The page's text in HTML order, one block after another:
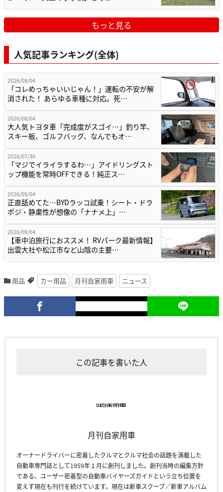
もっと見る
人気記事ランキング(全体)
2026/08/04
「コレめっちゃいいじゃん！」運転の不安が解
消された！ あらゆる車種に対応。死…
2026/08/04
大人気トヨタ車「完成度がスゴイ…」釣り竿、
スキー板、ゴルフバッグ、なんでもオ…
2026/07/30
「マジでイライラするわ…」アイドリングスト
ップ機能を常時OFFできる！純正ス…
2026/08/04
正直舐めてた…BYDラッコ試乗！シート・ドラ
ポジ・静粛性が想像の「ナナメ上」…
2026/08/04
【車中泊旅行におススメ！ RVパーク最新情報】
出雲大社や松江市など山陰の主要…
用品 カー用品 月刊自家用車 ニュース
この記事を書いた人
月刊自家用車
オーナードライバーに密着したクルマとクルマ社会の話題を満載した
自動車専門誌として1959年１月に創刊しました。創刊当時の編集方針
である、ユーザー密着型の自動車バイヤーズガイドという立ち位置を
変えず現在も刊行を続けています。現在は新車スクープ／新車アルバム